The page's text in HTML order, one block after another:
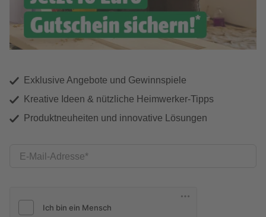
Exklusive Angebote und Gewinnspiele
Kreative Ideen & nützliche Heimwerker-Tipps
Produktneuheiten und innovative Lösungen
E-Mail-Adresse